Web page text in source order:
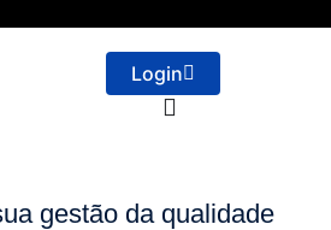
Login
gestão da qualidade